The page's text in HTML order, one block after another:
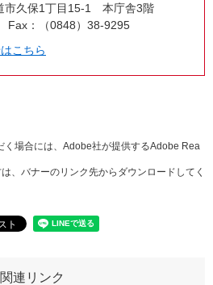
市久保1丁目15-1 本庁舎3階
Fax：（0848）38-9295
こちら
く場合には、Adobe社が提供するAdobe Rea
、バナーのリンク先からダウンロードしてく
関連リンク